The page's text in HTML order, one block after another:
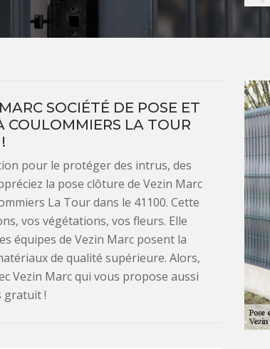
SOCIÉTÉ DE POSE ET
COULOMMIERS LA TOUR
pour le protéger des intrus, des
la pose clôture de Vezin Marc
La Tour dans le 41100. Cette
vos végétations, vos fleurs. Elle
équipes de Vezin Marc posent la
de qualité supérieure. Alors,
Vezin Marc qui vous propose aussi
gratuit !